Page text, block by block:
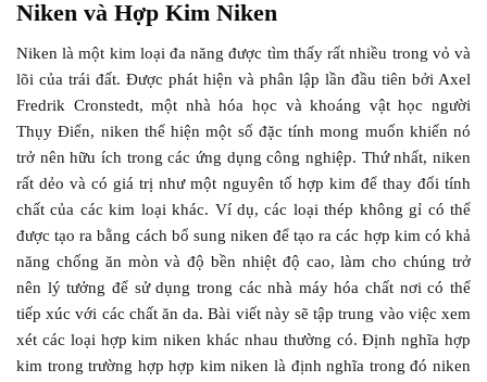
Niken và Hợp Kim Niken
Niken là một kim loại đa năng được tìm thấy rất nhiều trong vỏ và
lõi của trái đất. Được phát hiện và phân lập lần đầu tiên bởi Axel
Fredrik Cronstedt, một nhà hóa học và khoáng vật học người
Thụy Điển, niken thể hiện một số đặc tính mong muốn khiến nó
trở nên hữu ích trong các ứng dụng công nghiệp. Thứ nhất, niken
rất dẻo và có giá trị như một nguyên tố hợp kim để thay đổi tính
chất của các kim loại khác. Ví dụ, các loại thép không gỉ có thể
được tạo ra bằng cách bổ sung niken để tạo ra các hợp kim có khả
năng chống ăn mòn và độ bền nhiệt độ cao, làm cho chúng trở
nên lý tưởng để sử dụng trong các nhà máy hóa chất nơi có thể
tiếp xúc với các chất ăn da. Bài viết này sẽ tập trung vào việc xem
xét các loại hợp kim niken khác nhau thường có. Định nghĩa hợp
kim trong trường hợp hợp kim niken là định nghĩa trong đó niken